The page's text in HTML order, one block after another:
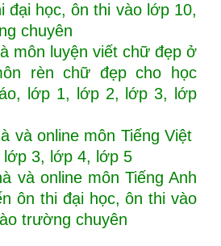
đại học, ôn thi vào lớp 10,
chuyên
môn luyện viết chữ đẹp ở
rèn chữ đẹp cho học
lớp 1, lớp 2, lớp 3, lớp
và online môn Tiếng Việt
3, lớp 4, lớp 5
và online môn Tiếng Anh
ôn thi đại học, ôn thi vào
trường chuyên